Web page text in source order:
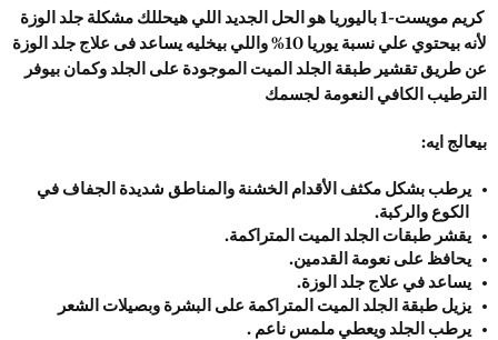
عن طريق تقشير طبقة الجلد الميت الموجودة
الترطيب الكافي النعومة لجسمك
بيعالج ايه:
الكوع والركبة.
يقشر طبقات الجلد الميت المتراكمة.
يحافظ على نعومة القدمين.
يساعد في علاج جلد الوزة.
يزيل طبقة الجلد الميت المتراكمة على البشرة وبصيلات الشعر
يرطب الجلد ويعطي ملمس ناعم .